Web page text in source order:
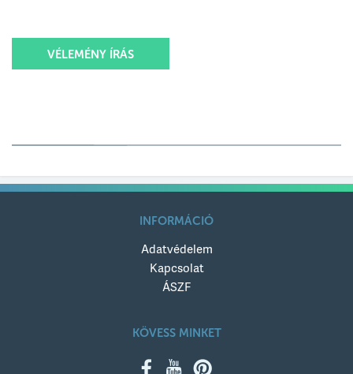
VÉLEMÉNY ÍRÁS
Értékelésed címe
INFORMÁCIÓ
Adatvédelem
Kapcsolat
ÁSZF
KÖVESS MINKET